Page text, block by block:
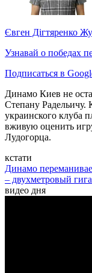
Євген Дігтяренко
Узнавай о победах
Подписаться в
Динамо Киев не
Степану Радельичу.
украинского клуба
вживую оценить
Лудогорца.
кстати
Динамо
– двухметровый
видео дня